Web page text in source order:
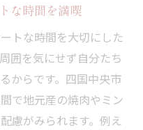
な時間を満喫
トな時間を大切にした
囲を気にせず自分たち
からです。四国中央市
で地元産の焼肉やミン
慮がみられます。例え